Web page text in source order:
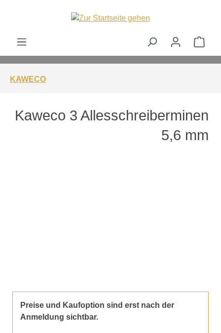
KAWECO
Kaweco 3 Allesschreiberminen
5,6 mm
Preise und Kaufoption sind erst nach der
Anmeldung sichtbar.